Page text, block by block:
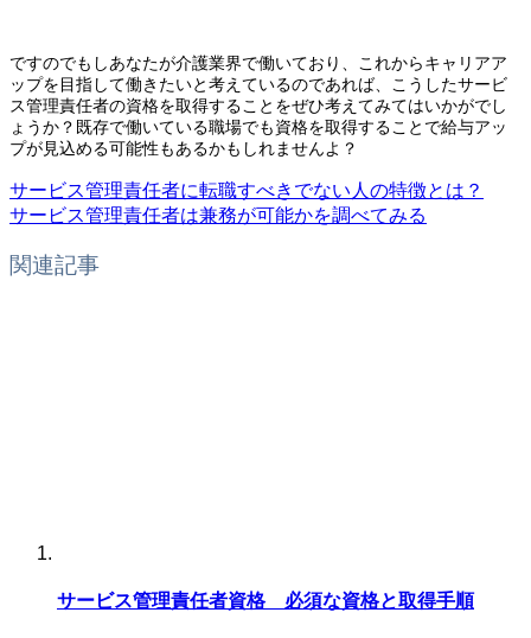
ですのでもしあなたが介護業界で働いており、これからキャリアア
ップを目指して働きたいと考えているのであれば、こうしたサービ
ス管理責任者の資格を取得することをぜひ考えてみてはいかがでし
ょうか？既存で働いている職場でも資格を取得することで給与アッ
プが見込める可能性もあるかもしれませんよ？
サービス管理責任者に転職すべきでない人の特徴とは？
サービス管理責任者は兼務が可能かを調べてみる
関連記事
サービス管理責任者資格 必須な資格と取得手順